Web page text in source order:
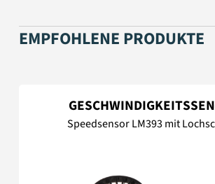
EMPFOHLENE PRODUKTE
Speedsensor LM393 mit